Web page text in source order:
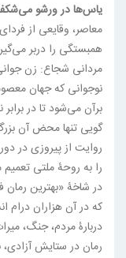
یاس‌ها در ورشو
معاصر، وقایعی از
همبستگی را دربر
مردانی شجاع: زن
نوجوانی که جهان
برآن می‌شود تا در
گویی تنها محض آن
روایت از پیروزی در
را به روحۀ ملتی
در شاخۀ «بهترین رمان
که در آن هزاران درام
دربارۀ مردم، جنگ،
رمان در ستایش